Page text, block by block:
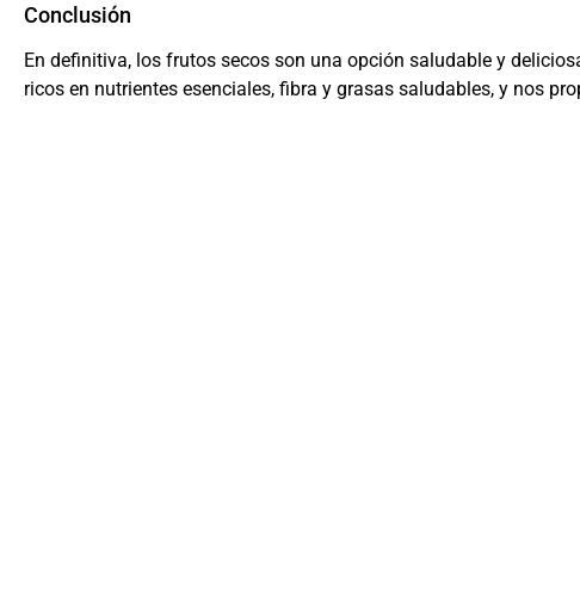
Conclusión
En definitiva, los frutos secos son una opción saludable y
ricos en nutrientes esenciales, fibra y grasas saludables, y nos